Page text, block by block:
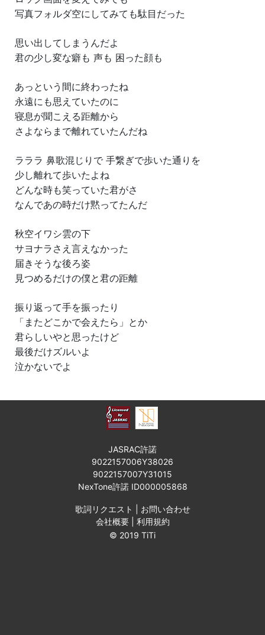
写真フォルダ空にしてみても駄目だった
思い出してしまうんだよ
君の少し変な癖も 声も 困った顔も
あっという間に終わったね
永遠にも思えていたのに
寝息が聞こえる距離から
さよならまで離れていたんだね
ラララ 鼻歌混じりで 手繋ぎで歩いた通りを
少し離れて歩いたよね
どんな時も笑っていた君がさ
なんであの時だけ黙ってたんだ
秋空イワシ雲の下
サヨナラさえ言えなかった
届きそうな後ろ姿
見つめるだけの僕と君の距離
振り返って手を振ったり
「またどこかで会えたら」とか
君らしいやと思ったけど
最後だけズルいよ
泣かないでよ
JASRAC許諾
9022157006Y38026
9022157007Y31015
NexTone許諾 ID000005868
歌詞リクエスト
お問い合わせ
会社概要| 利用規約
© 2019 TiTi